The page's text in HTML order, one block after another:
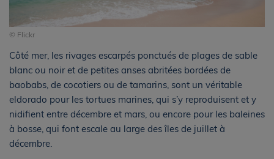
© Flickr
Côté mer, les rivages escarpés ponctués de plages de sable
blanc ou noir et de petites anses abritées bordées de
baobabs, de cocotiers ou de tamarins, sont un véritable
eldorado pour les tortues marines, qui s’y reproduisent et y
nidifient entre décembre et mars, ou encore pour les baleines
à bosse, qui font escale au large des îles de juillet à
décembre.